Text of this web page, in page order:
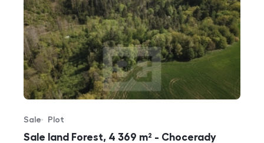
Sale land Forest, 4 369 m² - Chocerady
Offer type
Sale
Property type
Plot